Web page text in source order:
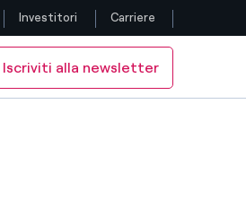
Investitori Carriere
Iscriviti alla newsletter
120